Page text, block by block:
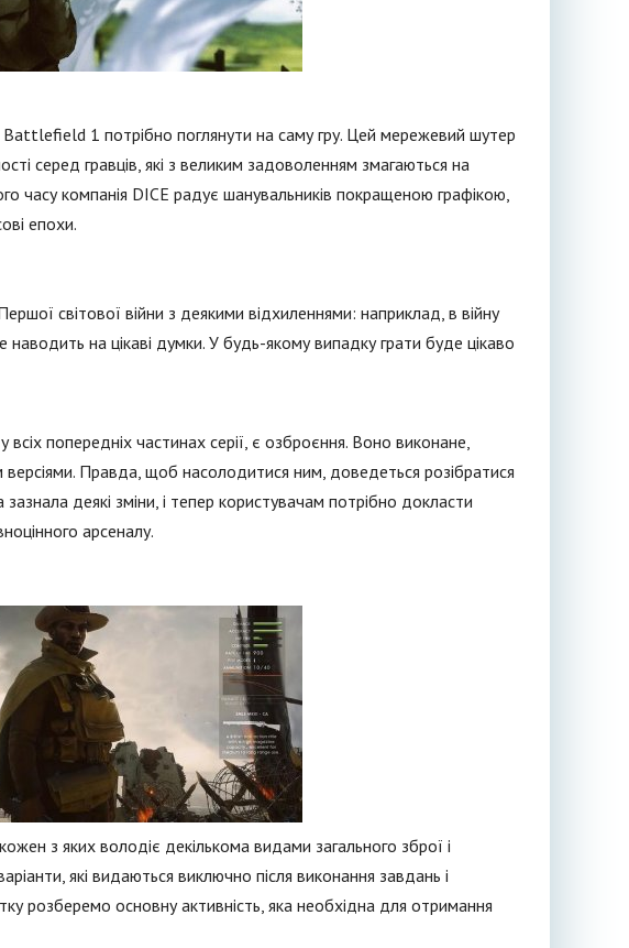
1 потрібно поглянути на саму гру. Цей мережевий шутер
серед гравців, які з великим задоволенням змагаються на
часу компанія DICE радує шанувальників покращеною графікою,
епохи.
світової війни з деякими відхиленнями: наприклад, в війну
на цікаві думки. У будь-якому випадку грати буде цікаво
всіх попередніх частинах серії, є озброєння. Воно виконане,
версіями. Правда, щоб насолодитися ним, доведеться розібратися
деякі зміни, і тепер користувачам потрібно докласти
арсеналу.
з яких володіє декількома видами загального зброї і
які видаються виключно після виконання завдань і
розберемо основну активність, яка необхідна для отримання